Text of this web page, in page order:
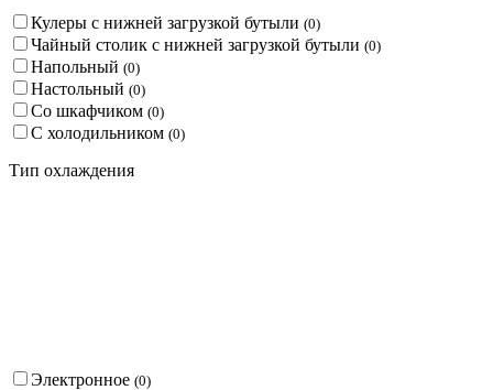
Кулеры с нижней загрузкой бутыли (0)
Чайный столик с нижней загрузкой бутыли (0)
Напольный (0)
Настольный (0)
Со шкафчиком (0)
С холодильником (0)
Тип охлаждения
Электронное (0)